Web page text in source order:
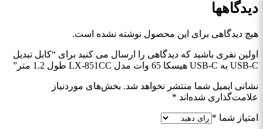
دیدگاهها
هیچ دیدگاهی برای این محصول نوشته نشده است.
اولین نفری باشید که دیدگاهی را ارسال می کنید برای “کابل تبدیل
USB-C به USB-C هیسکا 65 وات مدل LX-851CC طول 1.2 متر”
نشانی ایمیل شما منتشر نخواهد شد. بخش‌های موردنیاز
علامت‌گذاری شده‌اند *
امتیاز شما *